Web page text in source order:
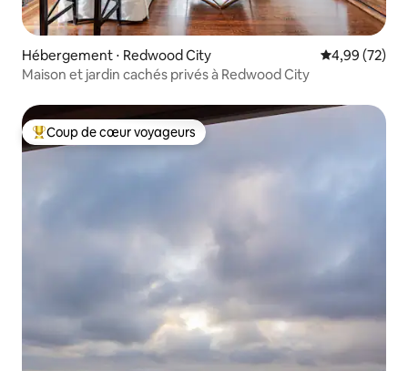
Hébergement ⋅ Redwood City Évaluation
4,99 (72)
Maison et jardin cachés privés à Redwood City
Coups de cœur voyageurs les plus appréciés
Coup de cœur voyageurs